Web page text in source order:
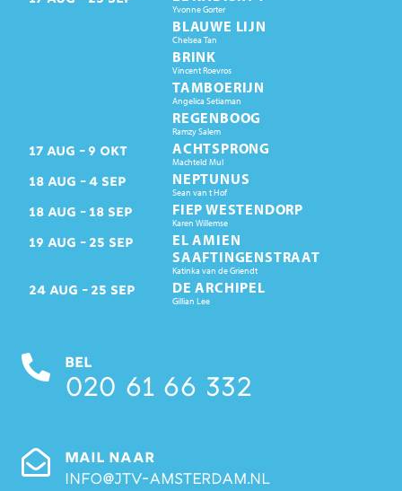
Yvonne Gorter
BLAUWE LIJN
Chelsea Tan
BRINK
Vincent Roevros
TAMBOERIJN
Angelica Setiaman
REGENBOOG
Ramzy Salem
17 AUG 9 OKT ACHTSPRONG
Machteld Mul
18 AUG 4 SEP NEPTUNUS
Sean van t Hof
18 AUG 18 SEP FIEP WESTENDORP
Karen Willemse
19 AUG 25 SEP
EL AMIEN
SAAFTINGENSTRAAT
Katinka van de Griendt
24 AUG 25 SEP DE ARCHIPEL
Gillian Lee
BEL
020 61 66 332
MAIL NAAR
info@jtv-amsterdam.nl